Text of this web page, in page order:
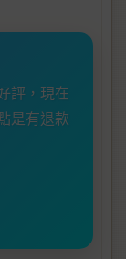
評，現在
是有退款